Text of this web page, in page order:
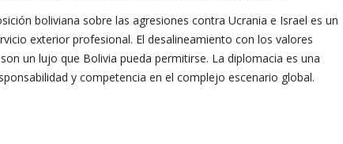
boliviana sobre las agresiones contra Ucrania e Israel es un
exterior profesional. El desalineamiento con los valores
un lujo que Bolivia pueda permitirse. La diplomacia es una
y competencia en el complejo escenario global.